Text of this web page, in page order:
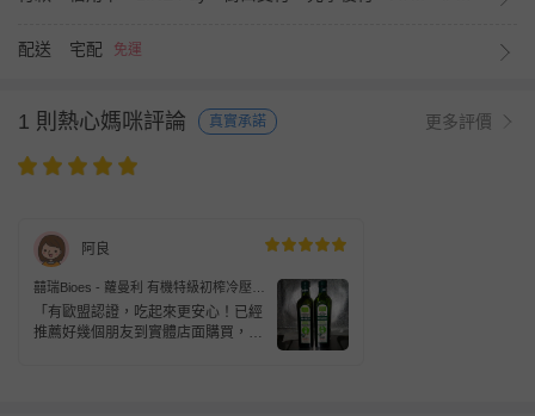
配送 宅配 免運
1 則熱心媽咪評論 真實承諾 更多評價
阿良
囍瑞Bioes - 蘿曼利 有機特級初榨冷壓橄
欖油(750ml)-750ml/瓶
「有歐盟認證，吃起來更安心！已經
推薦好幾個朋友到實體店面購買，品